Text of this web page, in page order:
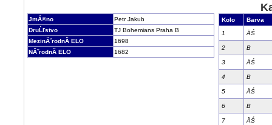
JmĂ©no
Petr Jakub
DruĹľstvo
TJ Bohemians Praha B
MezinĂˇrodnĂ­ ELO
1698
NĂˇrodnĂ­ ELO
1682
Kolo
Barva
1
ÄŚ
2 B
3 ÄŚ
4 B
5 ÄŚ
6 B
7 ÄŚ